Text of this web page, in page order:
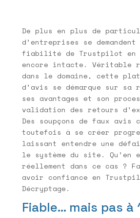
De plus en plus de
d’entreprises se
fiabilité de Trustpilot en
encore intacte. Véritable
dans le domaine, cette
d’avis se démarque sur sa
ses avantages et son
validation des retours
Des soupçons de faux avis
toutefois à se créer
laissant entendre une
le système du site.
réellement dans ce cas ?
avoir confiance en
Décryptage.
Fiable… mais pas à